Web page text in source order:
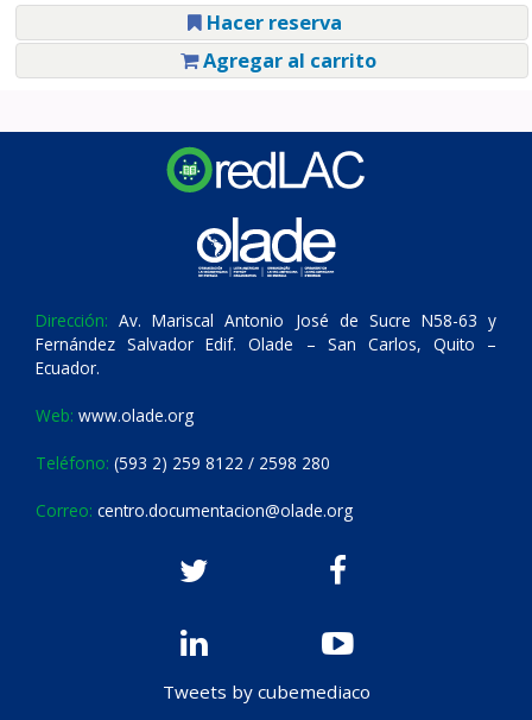
Hacer reserva
Agregar al carrito
Dirección: Av. Mariscal Antonio José de Sucre N58-63 y
Fernández Salvador Edif. Olade – San Carlos, Quito –
Ecuador.
Web: www.olade.org
Teléfono: (593 2) 259 8122 / 2598 280
Correo: centro.documentacion@olade.org
Tweets by cubemediaco